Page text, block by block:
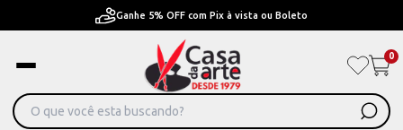
Ganhe 5% OFF com Pix à vista ou Boleto
0